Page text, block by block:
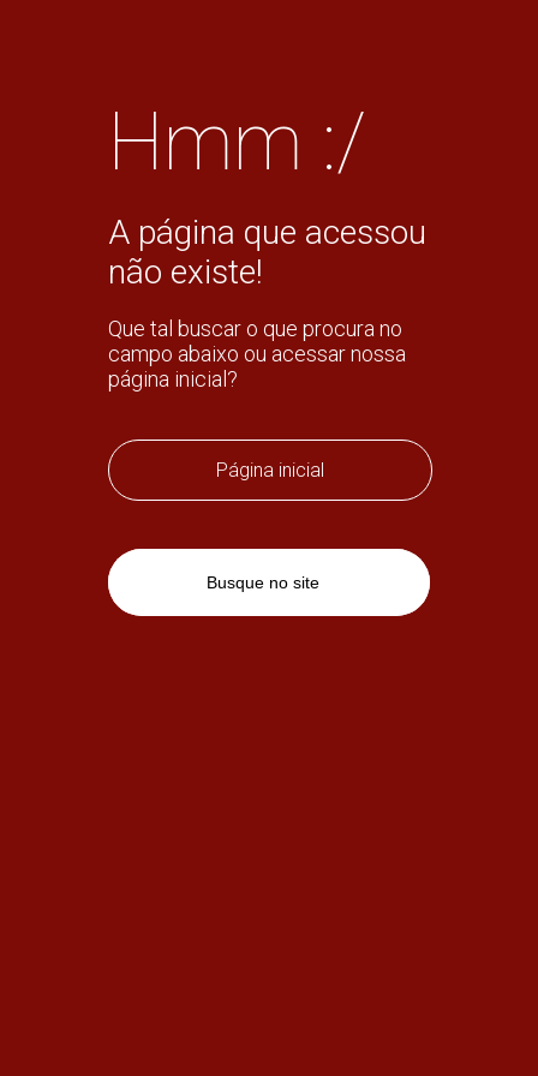
Hmm :/
A página que acessou
não existe!
Que tal buscar o que procura no
campo abaixo ou acessar nossa
página inicial?
Página inicial